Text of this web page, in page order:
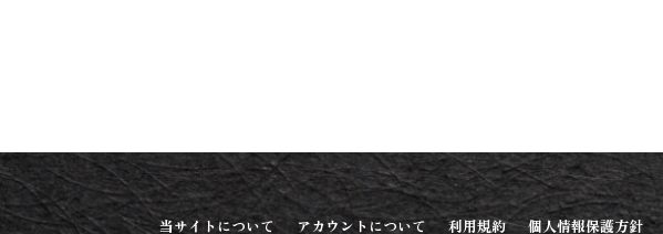
当サイトについて アカウントについて 利用規約 個人情報保護方針